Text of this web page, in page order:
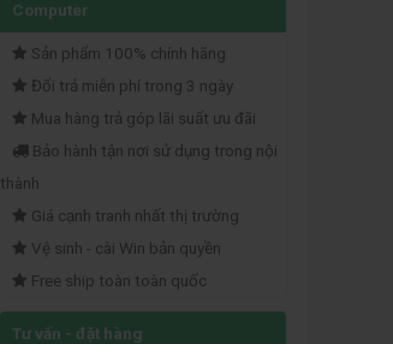
Computer
Sản phẩm 100% chính hãng
Đổi trả miễn phí trong 3 ngày
Mua hàng trả góp lãi suất ưu đãi
Bảo hành tận nơi sử dụng trong nội
thành
Giá cạnh tranh nhất thị trường
Vệ sinh - cài Win bản quyền
Free ship toàn toàn quốc
Tư vấn - đặt hàng